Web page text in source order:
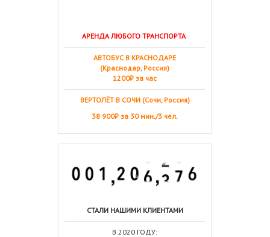
АРЕНДА ЛЮБОГО ТРАНСПОРТА
АВТОБУС В КРАСНОДАРЕ
(Краснодар, Россия)
1200₽ за час
ВЕРТОЛЁТ В СОЧИ (Сочи, Россия)
38 900₽ за 30 мин./3 чел.
СТАЛИ НАШИМИ КЛИЕНТАМИ
В 2020 ГОДУ: